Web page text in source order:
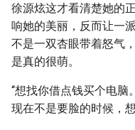
徐源炫这才看清楚她的
响她的美丽，反而让一
不是一双杏眼带着怒气
是真的很萌。
“想找你借点钱买个电脑
现在不是要脸的时候，